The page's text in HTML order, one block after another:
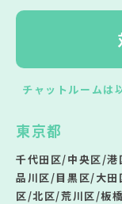
チャットルームは
東京都
千代田区/中央区/
品川区/目黒区/大
区/北区/荒川区/板